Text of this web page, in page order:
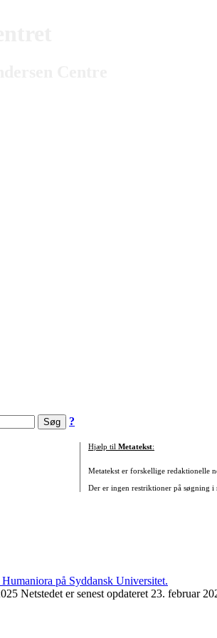
?
Hjælp til Metatekst:
Metatekst er forskellige redaktionelle
Der er ingen restriktioner på søgning i
Netstedet er senest opdateret 23. februar